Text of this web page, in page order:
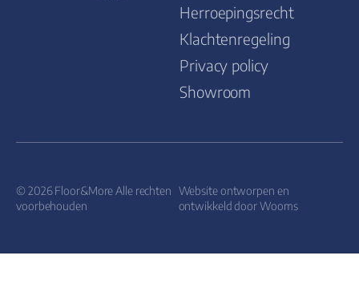
Herroepingsrecht
Klachtenregeling
Privacy policy
Showroom
© 2026 Floor&More Alle rechten
voorbehouden
Website ontworpen en
ontwikkeld doorWooms